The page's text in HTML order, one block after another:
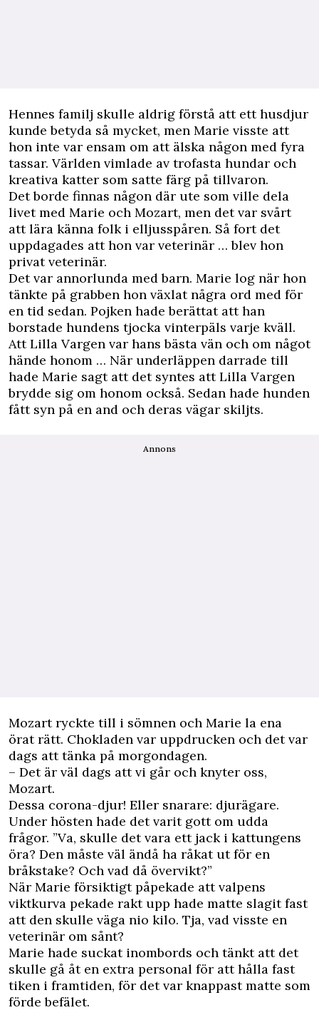
Hennes familj skulle aldrig förstå att ett husdjur
kunde betyda så mycket, men Marie visste att
hon inte var ensam om att älska någon med fyra
tassar. Världen vimlade av trofasta hundar och
kreativa katter som satte färg på tillvaron.
Det borde finnas någon där ute som ville dela
livet med Marie och Mozart, men det var svårt
att lära känna folk i elljusspåren. Så fort det
uppdagades att hon var veterinär … blev hon
privat veterinär.
Det var annorlunda med barn. Marie log när hon
tänkte på grabben hon växlat några ord med för
en tid sedan. Pojken hade berättat att han
borstade hundens tjocka vinterpäls varje kväll.
Att Lilla Vargen var hans bästa vän och om något
hände honom … När underläppen darrade till
hade Marie sagt att det syntes att Lilla Vargen
brydde sig om honom också. Sedan hade hunden
fått syn på en and och deras vägar skiljts.
Annons
Mozart ryckte till i sömnen och Marie la ena
örat rätt. Chokladen var uppdrucken och det var
dags att tänka på morgondagen.
– Det är väl dags att vi går och knyter oss,
Mozart.
Dessa corona-djur! Eller snarare: djurägare.
Under hösten hade det varit gott om udda
frågor. ”Va, skulle det vara ett jack i kattungens
öra? Den måste väl ändå ha råkat ut för en
bråkstake? Och vad då övervikt?”
När Marie försiktigt påpekade att valpens
viktkurva pekade rakt upp hade matte slagit fast
att den skulle väga nio kilo. Tja, vad visste en
veterinär om sånt?
Marie hade suckat inombords och tänkt att det
skulle gå åt en extra personal för att hålla fast
tiken i framtiden, för det var knappast matte som
förde befälet.